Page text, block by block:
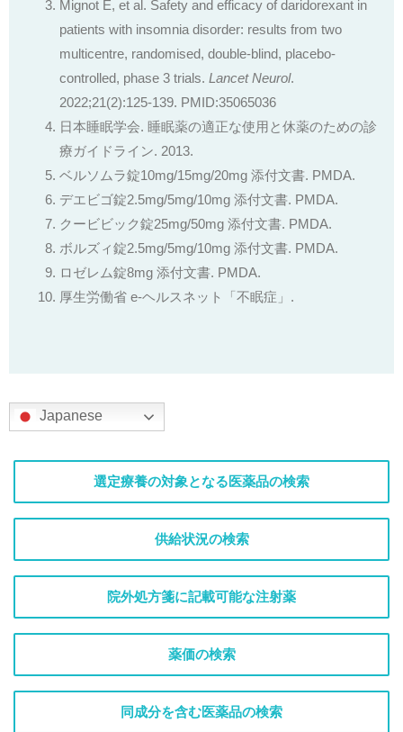
Mignot E, et al. Safety and efficacy of daridorexant in
patients with insomnia disorder: results from two
multicentre, randomised, double-blind, placebo-
controlled, phase 3 trials. Lancet Neurol.
2022;21(2):125-139. PMID:35065036
日本睡眠学会. 睡眠薬の適正な使用と休薬のための診
療ガイドライン. 2013.
ベルソムラ錠10mg/15mg/20mg 添付文書. PMDA.
デエビゴ錠2.5mg/5mg/10mg 添付文書. PMDA.
クービビック錠25mg/50mg 添付文書. PMDA.
ボルズィ錠2.5mg/5mg/10mg 添付文書. PMDA.
ロゼレム錠8mg 添付文書. PMDA.
厚生労働省 e-ヘルスネット「不眠症」.
Japanese
選定療養の対象となる医薬品の検索
供給状況の検索
院外処方箋に記載可能な注射薬
薬価の検索
同成分を含む医薬品の検索